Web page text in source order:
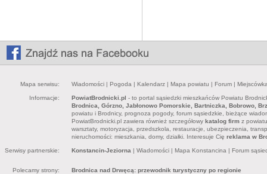
Mapa serwisu: Wiadomości | Pogoda | Kalendarz | Mapa powiatu | Forum |
Informacje: PowiatBrodnicki.pl - to portal sąsiedzki mieszkańców Powiatu
Brodnica, Górzno, Jabłonowo Pomorskie, Bartniczka, Bobrowo,
powiatu i Brodnicy, prognoza pogody, forum sąsiedzkie, bieżące
PowiatBrodnicki.pl zawiera również szczegółowy katalog firm z
warsztaty, motoryzacja, przedszkola, restauracje, ubezpieczenia,
nieruchomości: mieszkania, domy, działki. Interesuje Cię reklama w
Serwisy partnerskie: Konstancin-Jeziorna | Wiadomości | Mapa Konstancina | Forum
Polecamy strony: Brodnica nad Drwęcą: przewodnik turystyczny po regionie